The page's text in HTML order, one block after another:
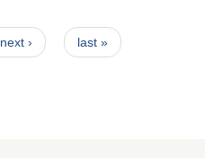
next › last »